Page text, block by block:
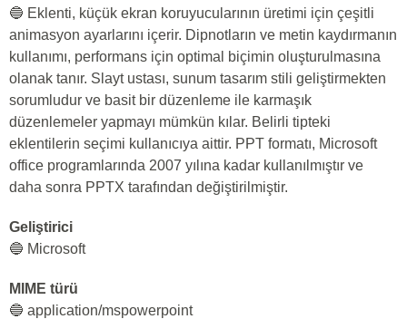
🔵 Eklenti, küçük ekran koruyucularının üretimi için çeşitli
animasyon ayarlarını içerir. Dipnotların ve metin kaydırmanın
kullanımı, performans için optimal biçimin oluşturulmasına
olanak tanır. Slayt ustası, sunum tasarım stili geliştirmekten
sorumludur ve basit bir düzenleme ile karmaşık
düzenlemeler yapmayı mümkün kılar. Belirli tipteki
eklentilerin seçimi kullanıcıya aittir. PPT formatı, Microsoft
office programlarında 2007 yılına kadar kullanılmıştır ve
daha sonra PPTX tarafından değiştirilmiştir.
Geliştirici
🔵 Microsoft
MIME türü
🔵 application/mspowerpoint